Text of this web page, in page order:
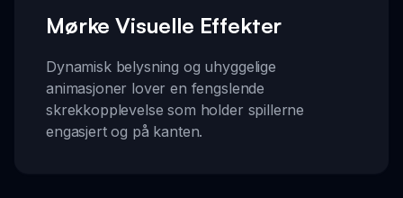
Mørke Visuelle Effekter
Dynamisk belysning og uhyggelige
animasjoner lover en fengslende
skrekkopplevelse som holder spillerne
engasjert og på kanten.